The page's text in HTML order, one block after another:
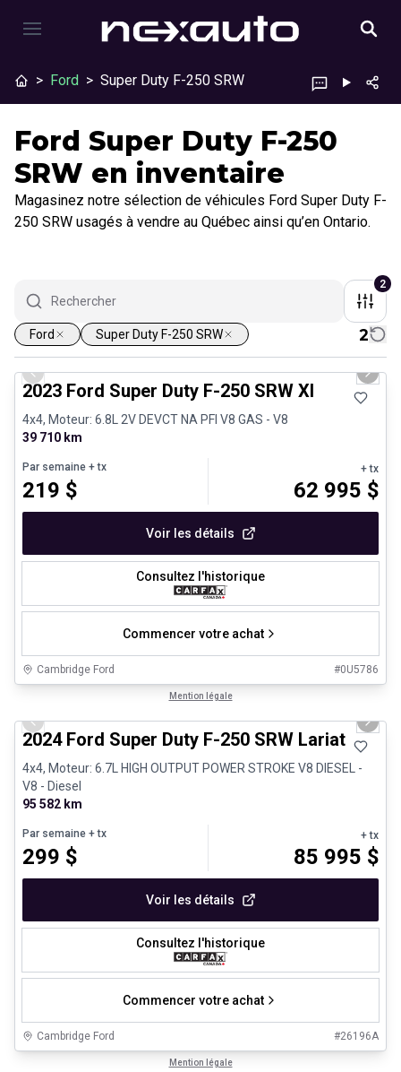
> Ford > Super Duty F-250 SRW
Ford Super Duty F-250
SRW en inventaire
Magasinez notre sélection de véhicules Ford Super Duty F-
250 SRW usagés à vendre au Québec ainsi qu’en Ontario.
2
Ford Super Duty F-250 SRW 2
Très bonne offre
Previous slide Next
2023 Ford Super Duty F-250 SRW Xl
4x4, Moteur: 6.8L 2V DEVCT NA PFI V8 GAS - V8
39 710 km
Par semaine + tx
219 $
+ tx
62 995 $
Voir les détails
Consultez l'historique
Commencer votre achat
Cambridge Ford #0U5786
Mention légale
Previous slide Next
2024 Ford Super Duty F-250 SRW Lariat
4x4, Moteur: 6.7L HIGH OUTPUT POWER STROKE V8 DIESEL -
V8 - Diesel
95 582 km
Par semaine + tx
299 $
+ tx
85 995 $
Voir les détails
Consultez l'historique
Commencer votre achat
Cambridge Ford #26196A
Mention légale